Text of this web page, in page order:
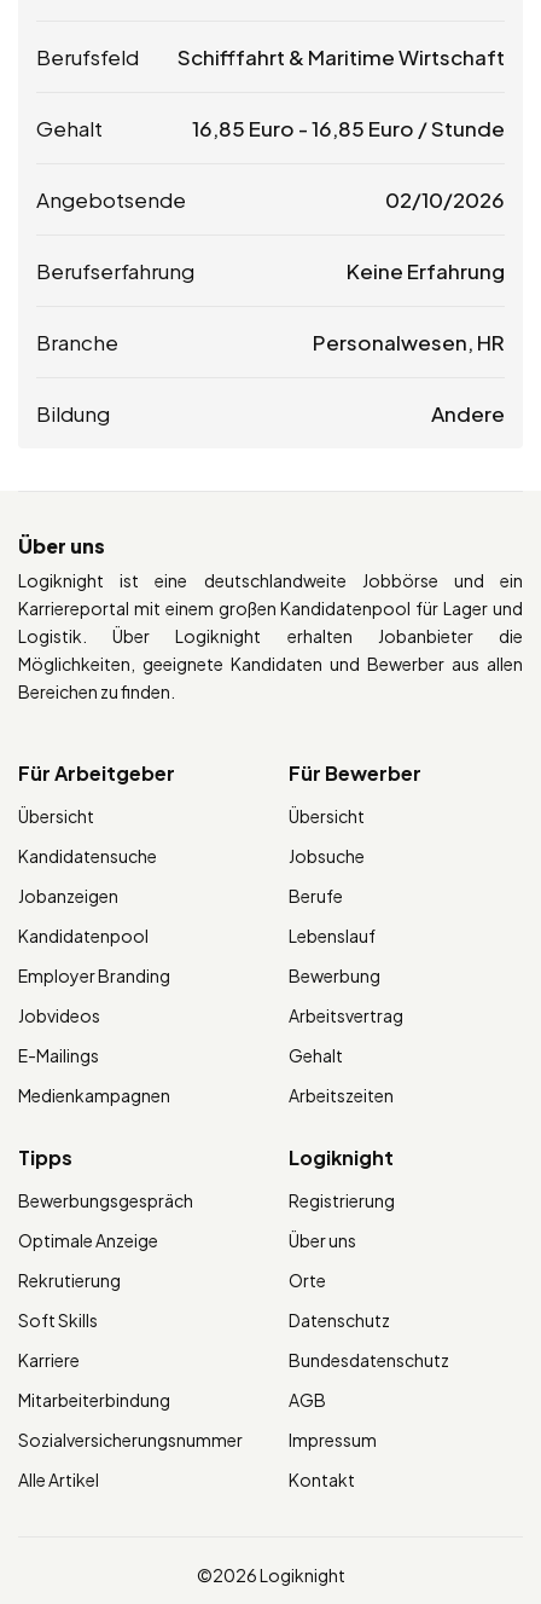
Berufsfeld Schifffahrt & Maritime Wirtschaft
Gehalt 16,85 Euro -16,85 Euro / Stunde
Angebotsende 02/10/2026
Berufserfahrung Keine Erfahrung
Branche Personalwesen, HR
Bildung Andere
Über uns
Logiknight ist eine deutschlandweite Jobbörse und ein
Karriereportal mit einem großen Kandidatenpool für Lager und
Logistik. Über Logiknight erhalten Jobanbieter die
Möglichkeiten, geeignete Kandidaten und Bewerber aus allen
Bereichen zu finden.
Für Arbeitgeber
Übersicht
Kandidatensuche
Jobanzeigen
Kandidatenpool
Employer Branding
Jobvideos
E-Mailings
Medienkampagnen
Für Bewerber
Übersicht
Jobsuche
Berufe
Lebenslauf
Bewerbung
Arbeitsvertrag
Gehalt
Arbeitszeiten
Tipps
Bewerbungsgespräch
Optimale Anzeige
Rekrutierung
Soft Skills
Karriere
Mitarbeiterbindung
Sozialversicherungsnummer
Alle Artikel
Logiknight
Registrierung
Über uns
Orte
Datenschutz
Bundesdatenschutz
AGB
Impressum
Kontakt
©2026 Logiknight